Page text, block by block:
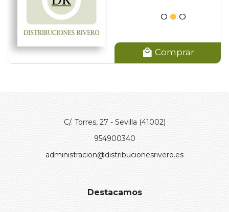
Comprar
C/. Torres, 27 - Sevilla (41002)
954900340
administracion@distribucionesrivero.es
Destacamos